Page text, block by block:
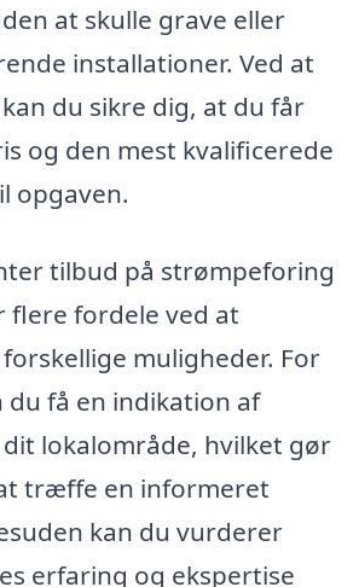
at skulle grave eller
installationer. Ved at
du sikre dig, at du får
og den mest kvalificerede
opgaven.
tilbud på strømpeforing
flere fordele ved at
muligheder. For
få en indikation af
lokalområde, hvilket gør
træffe en informeret
kan du vurderer
erfaring og ekspertise